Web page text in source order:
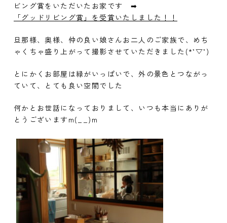
ビング賞をいただいたお家です ➡
「グッドリビング賞」を受賞いたしました！！
旦那様、奥様、仲の良い娘さんお二人のご家族で、めち
ゃくちゃ盛り上がって撮影させていただきました(*’▽’)
とにかくお部屋は緑がいっぱいで、外の景色とつながっ
ていて、とても良い空間でした
何かとお世話になっておりまして、いつも本当にありが
とうございますm(__)m